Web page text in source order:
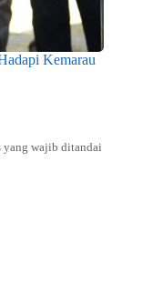
Kemarau
yang wajib ditandai